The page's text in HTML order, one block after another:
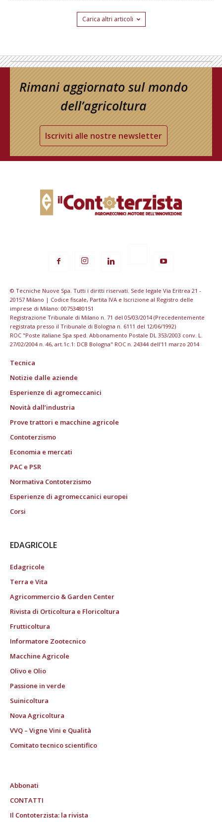
Carica altri articoli
Rimani aggiornato sul mondo
dell’agricoltura
Iscriviti alle nostre newsletter
© Tecniche Nuove Spa. Tutti i diritti riservati. Sede legale Via Eritrea 21 -
20157 Milano | Codice fiscale, Partita IVA e Iscrizione al Registro delle
imprese di Milano: 00753480151
Registrazione Tribunale di Milano n. 71 del 05/03/2014 (Precedentemente
registrata presso il Tribunale di Bologna n. 6111 del 12/06/1992)
ROC "Poste italiane Spa sped. Abbonamento Postale DL 353/2003 conv. L.
27/02/2004 n. 46, art.1c.1: DCB Bologna" ROC n. 24344 dell'11 marzo 2014
Tecnica
Notizie dalle aziende
Esperienze di agromeccanici
Novità dall’industria
Prove trattori e macchine agricole
Contoterzismo
Economia e mercati
PAC e PSR
Normativa Contoterzismo
Esperienze di agromeccanici europei
Corsi
EDAGRICOLE
Edagricole
Terra e Vita
Agricommercio & Garden Center
Rivista di Orticoltura e Floricoltura
Frutticoltura
Informatore Zootecnico
Macchine Agricole
Olivo e Olio
Passione in verde
Suinicoltura
Nova Agricoltura
VVQ – Vigne Vini e Qualità
Comitato tecnico scientifico
Abbonati
CONTATTI
Il Contoterzista: la rivista